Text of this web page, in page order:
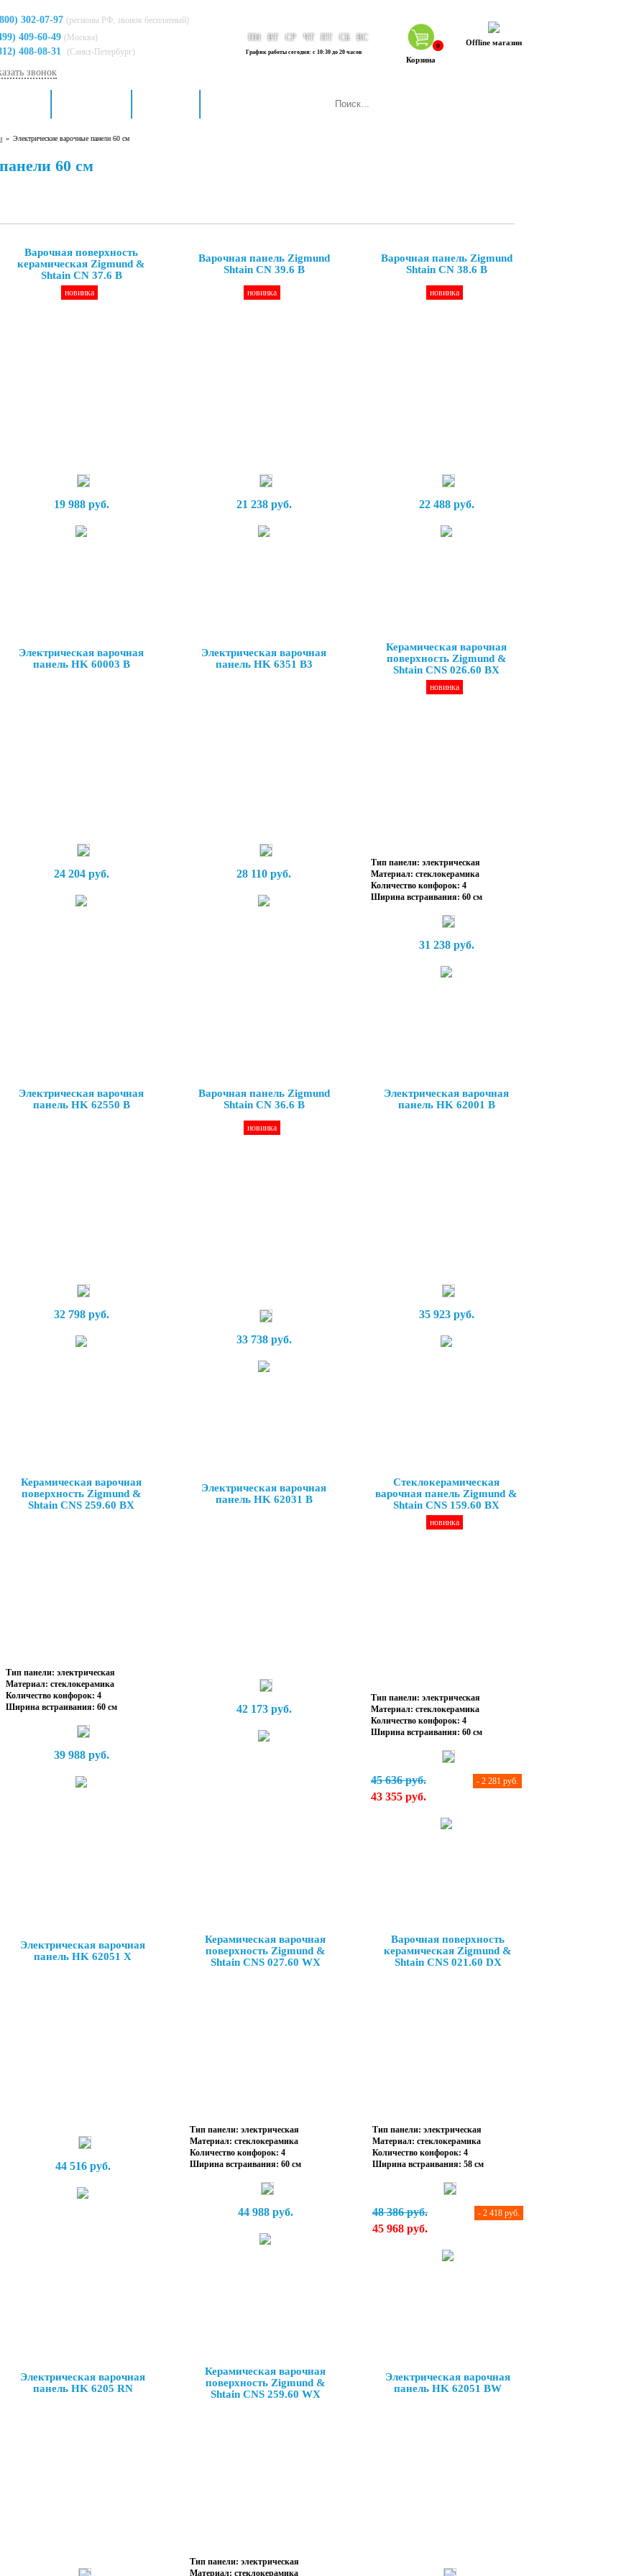
302-07-97 (регионы РФ, звонок бесплатный)
409-60-49 (Москва)
408-08-31 (Санкт-Петербург)
звонок
ПН ВТ СР ЧТ ПТ СБ ВС
График работы сегодня: с 10:30 до 20 часов
0
Корзина
Offline магазин
» Электрические варочные панели 60 см
60 см
Варочная поверхность
керамическая Zigmund &
Shtain CN 37.6 B
новинка
19 988 руб.
Варочная панель Zigmund
Shtain CN 39.6 B
новинка
21 238 руб.
Варочная панель Zigmund
Shtain CN 38.6 B
новинка
22 488 руб.
Электрическая варочная
панель HK 60003 B
24 204 руб.
Электрическая варочная
панель HK 6351 B3
28 110 руб.
Керамическая варочная
поверхность Zigmund &
Shtain CNS 026.60 BX
новинка
Тип панели: электрическая
Материал: стеклокерамика
Количество конфорок: 4
Ширина встраивания: 60 см
31 238 руб.
Электрическая варочная
панель HK 62550 B
32 798 руб.
Варочная панель Zigmund
Shtain CN 36.6 B
новинка
33 738 руб.
Электрическая варочная
панель HK 62001 B
35 923 руб.
Керамическая варочная
поверхность Zigmund &
Shtain CNS 259.60 BX
Тип панели: электрическая
Материал: стеклокерамика
Количество конфорок: 4
Ширина встраивания: 60 см
39 988 руб.
Электрическая варочная
панель HK 62031 B
42 173 руб.
Стеклокерамическая
варочная панель Zigmund &
Shtain CNS 159.60 BX
новинка
Тип панели: электрическая
Материал: стеклокерамика
Количество конфорок: 4
Ширина встраивания: 60 см
- 2 281 руб.
45 636 руб.
43 355 руб.
Электрическая варочная
панель HK 62051 X
44 516 руб.
Керамическая варочная
поверхность Zigmund &
Shtain CNS 027.60 WX
Тип панели: электрическая
Материал: стеклокерамика
Количество конфорок: 4
Ширина встраивания: 60 см
44 988 руб.
Варочная поверхность
керамическая Zigmund &
Shtain CNS 021.60 DX
Тип панели: электрическая
Материал: стеклокерамика
Количество конфорок: 4
Ширина встраивания: 58 см
- 2 418 руб.
48 386 руб.
45 968 руб.
Электрическая варочная
панель HK 6205 RN
Керамическая варочная
поверхность Zigmund &
Shtain CNS 259.60 WX
Тип панели: электрическая
Материал: стеклокерамика
Электрическая варочная
панель HK 62051 BW